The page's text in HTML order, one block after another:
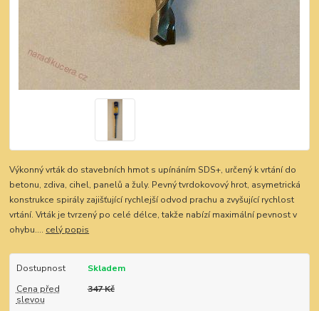
Výkonný vrták do stavebních hmot s upínáním SDS+, určený k vrtání do
betonu, zdiva, cihel, panelů a žuly. Pevný tvrdokovový hrot, asymetrická
konstrukce spirály zajišťující rychlejší odvod prachu a zvyšující rychlost
vrtání. Vrták je tvrzený po celé délce, takže nabízí maximální pevnost v
ohybu.... celý popis
Dostupnost
Skladem
Cena před
slevou
347 Kč